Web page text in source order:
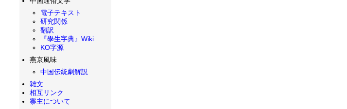
電子テキスト
研究関係
翻訳
『學生字典』Wiki
KO字源
燕京風味
中国伝統劇解説
雑文
相互リンク
寨主について